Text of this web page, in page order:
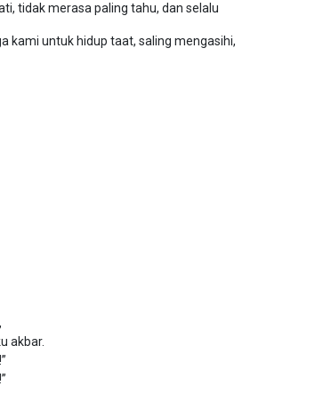
tidak merasa paling tahu, dan selalu
kami untuk hidup taat, saling mengasihi,
akbar.